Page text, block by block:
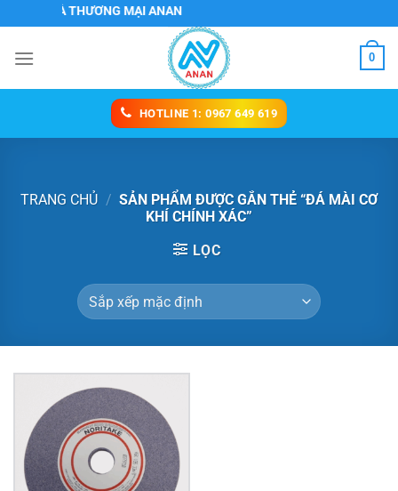
đến
nội
VỤ VÀ THƯƠNG MẠI ANAN
0
HOTLINE 1: 0967 649 619
TRANG CHỦ / SẢN PHẨM ĐƯỢC GẮN THẺ “ĐÁ MÀI CƠ
KHÍ CHÍNH XÁC”
LỌC